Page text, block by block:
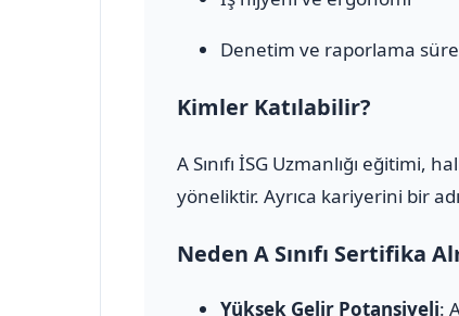
Denetim ve raporlama
Kimler Katılabilir?
A Sınıfı İSG Uzmanlığı eğitimi,
yöneliktir. Ayrıca kariyerini bir
Neden A Sınıfı Sertifika
Yüksek Gelir Potansiyeli: